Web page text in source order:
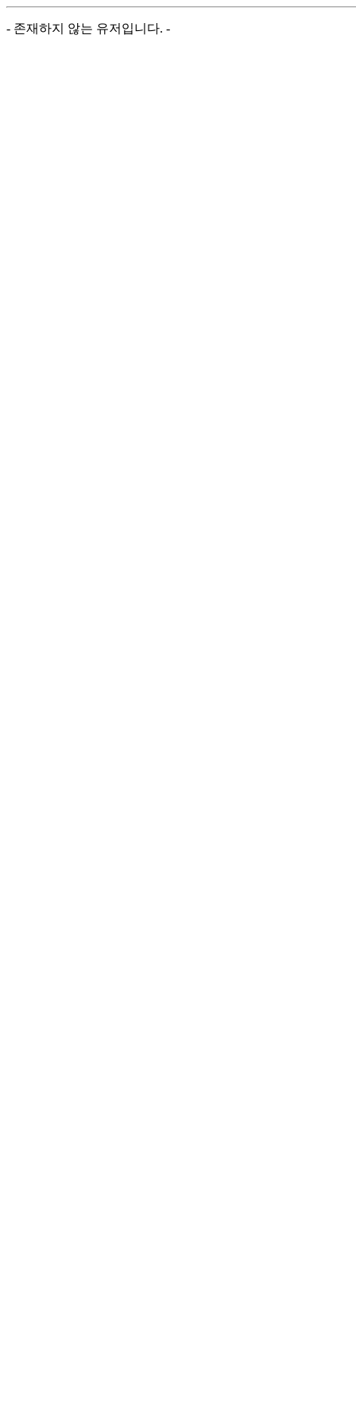
- 존재하지 않는 유저입니다. -